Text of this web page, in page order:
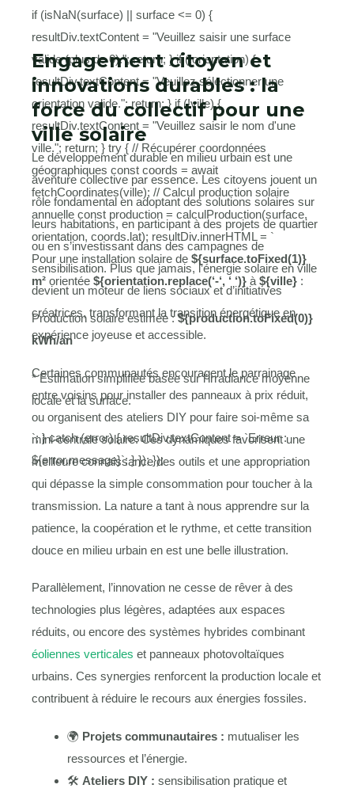
if (isNaN(surface) || surface <= 0) {
resultDiv.textContent = "Veuillez saisir une surface
valide (plus de 0)."; return; } if (!orientation) {
resultDiv.textContent = "Veuillez sélectionner une
orientation valide."; return; } if (!ville) {
resultDiv.textContent = "Veuillez saisir le nom d'une
ville."; return; } try { // Récupérer coordonnées
géographiques const coords = await
fetchCoordinates(ville); // Calcul production solaire
annuelle const production = calculProduction(surface,
orientation, coords.lat); resultDiv.innerHTML = `
Pour une installation solaire de ${surface.toFixed(1)}
m² orientée ${orientation.replace(‘-‘, ‘ ‘)} à ${ville} :
Production solaire estimée :${production.toFixed(0)}
kWh/an
* Estimation simplifiée basée sur l’irradiance moyenne
locale et la surface.
`; } catch (error) { resultDiv.textContent = `Erreur :
${error.message}`; } }); });
Engagement citoyen et
innovations durables : la
force du collectif pour une
ville solaire
Le développement durable en milieu urbain est une
aventure collective par essence. Les citoyens jouent un
rôle fondamental en adoptant des solutions solaires sur
leurs habitations, en participant à des projets de quartier
ou en s’investissant dans des campagnes de
sensibilisation. Plus que jamais, l’énergie solaire en ville
devient un moteur de liens sociaux et d’initiatives
créatrices, transformant la transition énergétique en
expérience joyeuse et accessible.
Certaines communautés encouragent le parrainage
entre voisins pour installer des panneaux à prix réduit,
ou organisent des ateliers DIY pour faire soi-même sa
mini-centrale solaire. Ces dynamiques favorisent une
meilleure connaissance des outils et une appropriation
qui dépasse la simple consommation pour toucher à la
transmission. La nature a tant à nous apprendre sur la
patience, la coopération et le rythme, et cette transition
douce en milieu urbain en est une belle illustration.
Parallèlement, l’innovation ne cesse de rêver à des
technologies plus légères, adaptées aux espaces
réduits, ou encore des systèmes hybrides combinant
éoliennes verticales et panneaux photovoltaïques
urbains. Ces synergies renforcent la production locale et
contribuent à réduire le recours aux énergies fossiles.
🌍 Projets communautaires : mutualiser les
ressources et l’énergie.
🛠 Ateliers DIY : sensibilisation pratique et